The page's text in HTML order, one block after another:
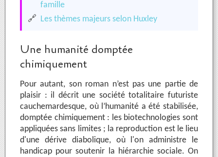
famille
🔗 Les thèmes majeurs selon Huxley
Une humanité domptée
chimiquement
Pour autant, son roman n’est pas une partie de
plaisir : il décrit une société totalitaire futuriste
cauchemardesque, où l’humanité a été stabilisée,
domptée chimiquement : les biotechnologies sont
appliquées sans limites ; la reproduction est le lieu
d'une dérive diabolique, où l'on administre le
handicap pour soutenir la hiérarchie sociale. On